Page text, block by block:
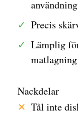
användning
Precis
Lämplig
matlagning
Nackdelar
Tål inte